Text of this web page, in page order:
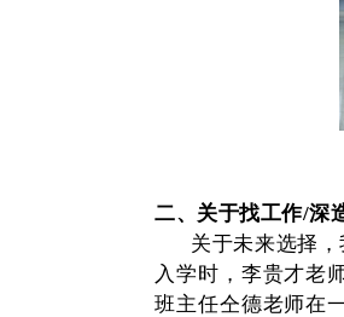
二、关于找工作/深
关于未来选择
入学时，李贵才老
班主任仝德老师在